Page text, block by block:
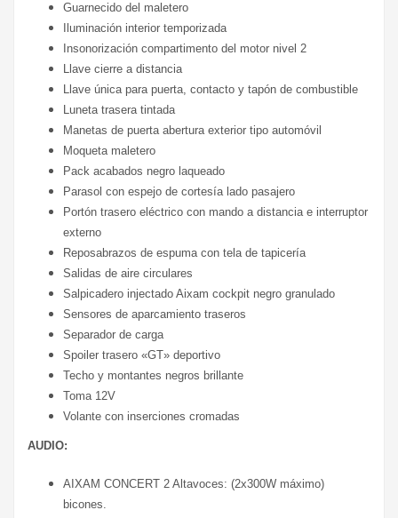
Guarnecido del maletero
Iluminación interior temporizada
Insonorización compartimento del motor nivel 2
Llave cierre a distancia
Llave única para puerta, contacto y tapón de combustible
Luneta trasera tintada
Manetas de puerta abertura exterior tipo automóvil
Moqueta maletero
Pack acabados negro laqueado
Parasol con espejo de cortesía lado pasajero
Portón trasero eléctrico con mando a distancia e interruptor
externo
Reposabrazos de espuma con tela de tapicería
Salidas de aire circulares
Salpicadero injectado Aixam cockpit negro granulado
Sensores de aparcamiento traseros
Separador de carga
Spoiler trasero «GT» deportivo
Techo y montantes negros brillante
Toma 12V
Volante con inserciones cromadas
AUDIO:
AIXAM CONCERT 2 Altavoces: (2x300W máximo)
bicones.